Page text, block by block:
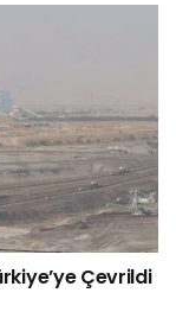
Çevrildi